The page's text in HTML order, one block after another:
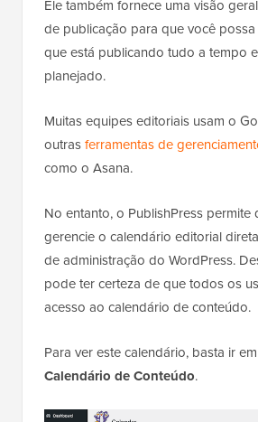
Ele também fornece uma visão
de publicação para que você
que está publicando tudo a tempo
planejado.
Muitas equipes editoriais usam o
outrasferramentas de
como o Asana.
No entanto, o PublishPress permite
gerencie o calendário editorial
de administração do WordPress.
pode ter certeza de que todos os
acesso ao calendário de conteúdo.
Para ver este calendário, basta ir em
Calendário de Conteúdo.